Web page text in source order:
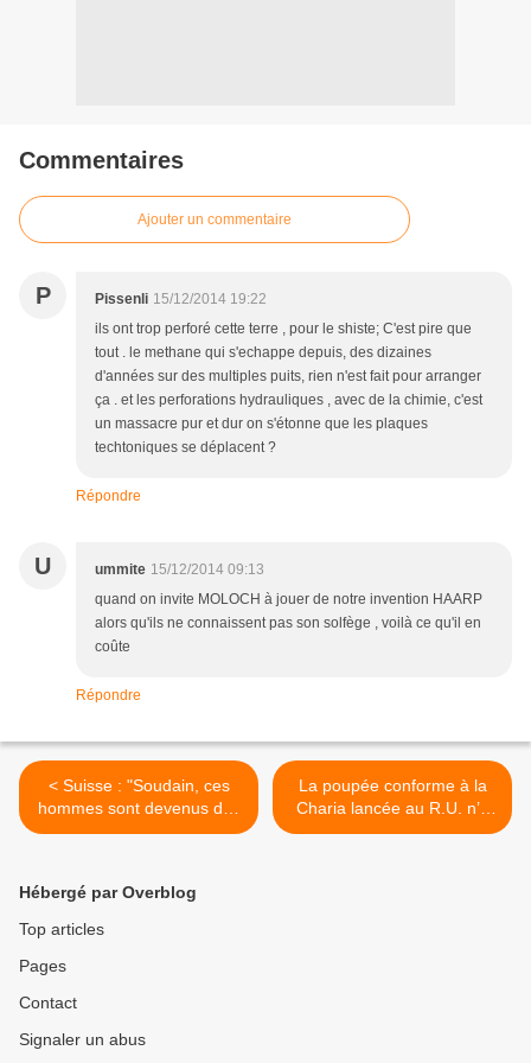
Commentaires
Ajouter un commentaire
P Pissenli 15/12/2014 19:22
ils ont trop perforé cette terre , pour le shiste; C'est pire que
tout . le methane qui s'echappe depuis, des dizaines
d'années sur des multiples puits, rien n'est fait pour arranger
ça . et les perforations hydrauliques , avec de la chimie, c'est
un massacre pur et dur on s'étonne que les plaques
techtoniques se déplacent ?
Répondre
U ummite 15/12/2014 09:13
quand on invite MOLOCH à jouer de notre invention HAARP
alors qu'ils ne connaissent pas son solfège , voilà ce qu'il en
coûte
Répondre
< Suisse : "Soudain, ces
hommes sont devenus des
animaux..."
La poupée conforme à la
Charia lancée au R.U. n’a
pas de visage >
Hébergé par Overblog
Top articles
Pages
Contact
Signaler un abus